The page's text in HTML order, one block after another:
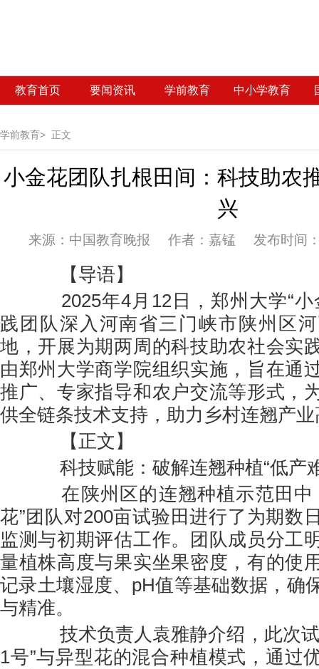
教育首页 要闻资讯 学前教育 中小学教育
学前教育> 正文
小金花团队扎根田间：科技助农
兴
来源： 中国教育晚报 作者：嘉锰 发布时间
【导语】
2025年4月12日，郑州大学“小
践团队深入河南省三门峡市陕州区
地，开展为期两周的科技助农社会实
由郑州大学商学院组织实施，旨在通
推广、专家指导和农户交流等形式，
供全链条技术支持，助力乡村连翘产
【正文】
科技赋能：破解连翘种植“低产
在陕州区的连翘种植示范田中
花”团队对200亩试验田进行了为期数
监测与初期评估工作。团队成员分工
量植株高度与果实坐果密度，有的使
记录土壤湿度、pH值等基础数据，确
与精准。
技术负责人袁雅静介绍，此次试
1号”与异型花的混合种植模式，通过